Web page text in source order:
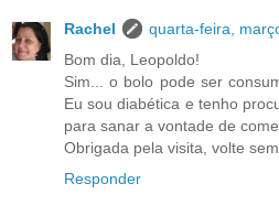
Rachel
quarta-feira,
Bom dia, Leopoldo!
Sim... o bolo pode ser
Eu sou diabética e tenho
para sanar a vontade de
Obrigada pela visita, volte
Responder